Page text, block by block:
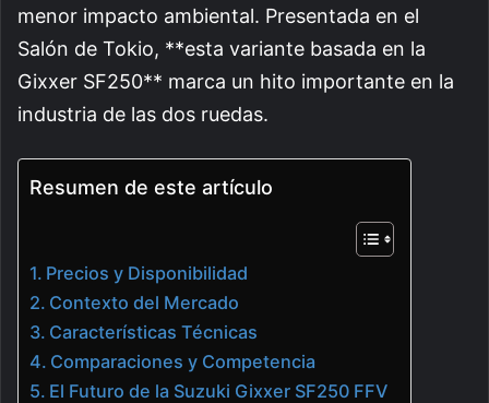
menor impacto ambiental. Presentada en el
Salón de Tokio, **esta variante basada en la
Gixxer SF250** marca un hito importante en la
industria de las dos ruedas.
Resumen de este artículo
Precios y Disponibilidad
Contexto del Mercado
Características Técnicas
Comparaciones y Competencia
El Futuro de la Suzuki Gixxer SF250 FFV